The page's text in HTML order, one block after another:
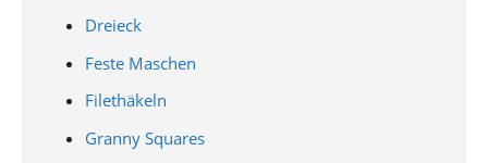
Dreieck
Feste Maschen
Filethäkeln
Granny Squares